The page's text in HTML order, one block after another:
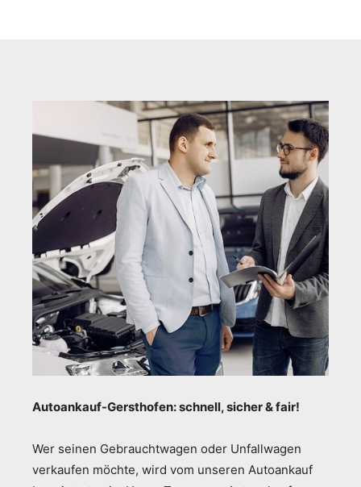
Autoankauf-Gersthofen: schnell, sicher & fair!
Wer seinen Gebrauchtwagen oder Unfallwagen
verkaufen möchte, wird vom unseren Autoankauf